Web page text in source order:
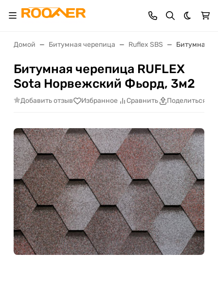
Темная
Домой Битумная черепица Ruflex SBS Битумная
Битумная черепица RUFLEX
Sota Норвежский Фьорд, 3м2
Добавить отзыв Избранное Сравнить Поделиться